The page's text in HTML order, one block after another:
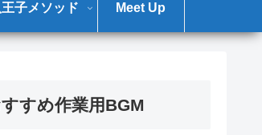
王子メソッド Meet Up
すめ作業用BGM